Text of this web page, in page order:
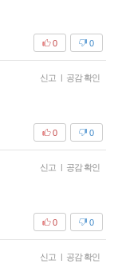
0
0
신고 | 공감 확인
0
0
신고 | 공감 확인
0
0
신고 | 공감 확인